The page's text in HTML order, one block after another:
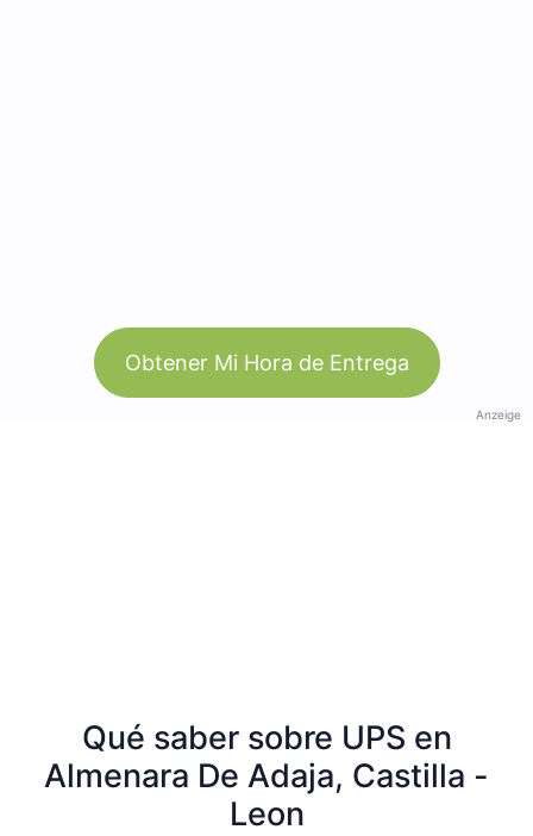
Obtener Mi Hora de Entrega
Anzeige
Qué saber sobre UPS en
Almenara De Adaja, Castilla -
Leon